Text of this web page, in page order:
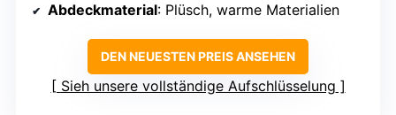
Abdeckmaterial: Plüsch, warme Materialien
DEN NEUESTEN PREIS ANSEHEN
Sieh unsere vollständige Aufschlüsselung